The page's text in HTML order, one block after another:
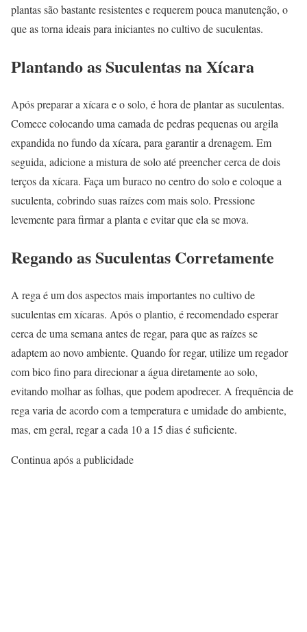
plantas são bastante resistentes e requerem pouca manutenção, o
que as torna ideais para iniciantes no cultivo de suculentas.
Plantando as Suculentas na Xícara
Após preparar a xícara e o solo, é hora de plantar as suculentas.
Comece colocando uma camada de pedras pequenas ou argila
expandida no fundo da xícara, para garantir a drenagem. Em
seguida, adicione a mistura de solo até preencher cerca de dois
terços da xícara. Faça um buraco no centro do solo e coloque a
suculenta, cobrindo suas raízes com mais solo. Pressione
levemente para firmar a planta e evitar que ela se mova.
Regando as Suculentas Corretamente
A rega é um dos aspectos mais importantes no cultivo de
suculentas em xícaras. Após o plantio, é recomendado esperar
cerca de uma semana antes de regar, para que as raízes se
adaptem ao novo ambiente. Quando for regar, utilize um regador
com bico fino para direcionar a água diretamente ao solo,
evitando molhar as folhas, que podem apodrecer. A frequência de
rega varia de acordo com a temperatura e umidade do ambiente,
mas, em geral, regar a cada 10 a 15 dias é suficiente.
Continua após a publicidade